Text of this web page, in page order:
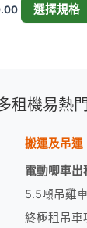
選擇規格
租機易熱
搬運及吊運
電動唧車出
5.5噸吊雞
終極租吊車